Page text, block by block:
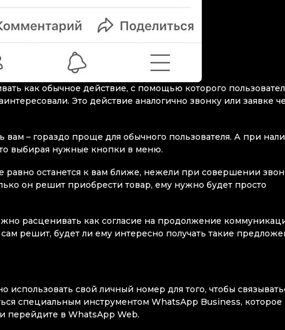
как обычное действие, с помощью которого
Это действие аналогично звонку или заявке
– гораздо проще для обычного пользователя. А при
выбирая нужные кнопки в меню.
равно останется к вам ближе, нежели при совершении
он решит приобрести товар, ему нужно будет просто
расценивать как согласие на продолжение
решит, будет ли ему интересно получать такие
свой личный номер для того, чтобы
специальным инструментом WhatsApp Business, которое
перейдите в WhatsApp Web.